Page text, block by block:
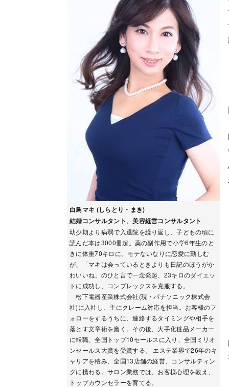
白鳥マキ (しらとり・まき)
結婚コンサルタント、美容経営コンサルタント
幼少期より病弱で入退院を繰り返し、子どもの頃に
読んだ本は3000冊超。薬の副作用で小学6年生のと
きに体重70キロに。モテないなりに恋愛に勤しむ
が、「マキは会っているときよりも日記のほうがか
わいいね」のひと言で一念発起、23キロのダイエッ
トに成功し、コンプレックスを克服する。
松下電器産業株式会社(現・パナソニック株式会
社)に入社し、主にクレーム対応を担当。お客様のフ
ォローをするうちに、連絡するタイミングや相手を
落とす文章術を磨く。その後、大手化粧品メーカー
に転職、全国トップ10セールスに入り、全国ミリオ
ンセールス大賞を受賞する。 エステ業界で26年のキ
ャリアを積み、全国13店舗の経営、コンサルティン
グに携わる。サロン業務では、お客様心理を教え、
トップカウンセラーを育てる。